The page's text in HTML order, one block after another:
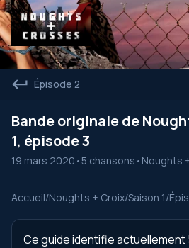
Épisode 2
Bande originale de
1, épisode 3
19 mars 2020 •5 chansons • Noughts
Accueil/Noughts + Croix/Saison 1/
Ce guide identifie actuellement